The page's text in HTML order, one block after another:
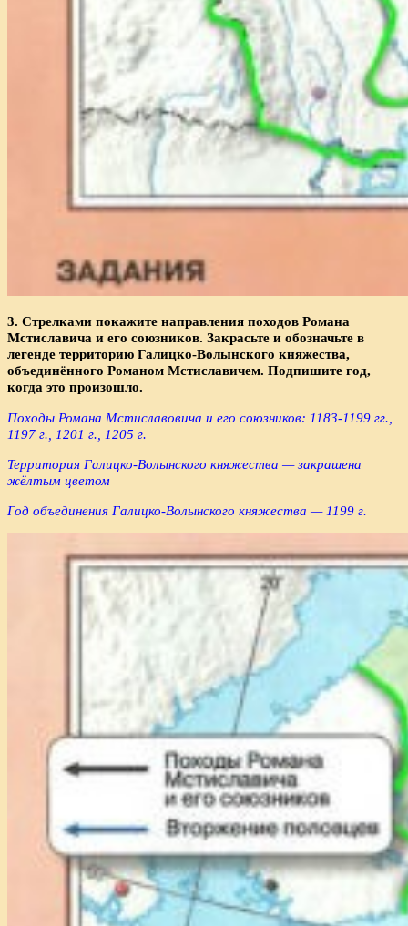
3. Стрелками покажите направления походов Романа
Мстиславича и его союзников. Закрасьте и обозначьте в
легенде территорию Галицко-Волынского княжества,
объединённого Романом Мстиславичем. Подпишите год,
когда это произошло.
Походы Романа Мстиславовича и его союзников: 1183-1199 гг.,
1197 г., 1201 г., 1205 г.
Территория Галицко-Волынского княжества — закрашена
жёлтым цветом
Год объединения Галицко-Волынского княжества — 1199 г.